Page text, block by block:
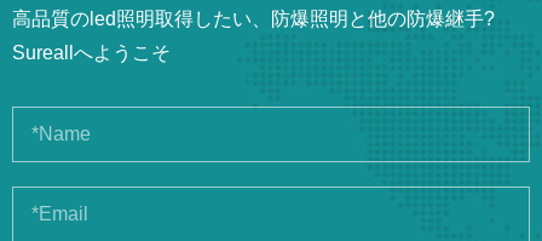
高品質のled照明取得したい、防爆照明と他の防爆継手?
Sureallへようこそ